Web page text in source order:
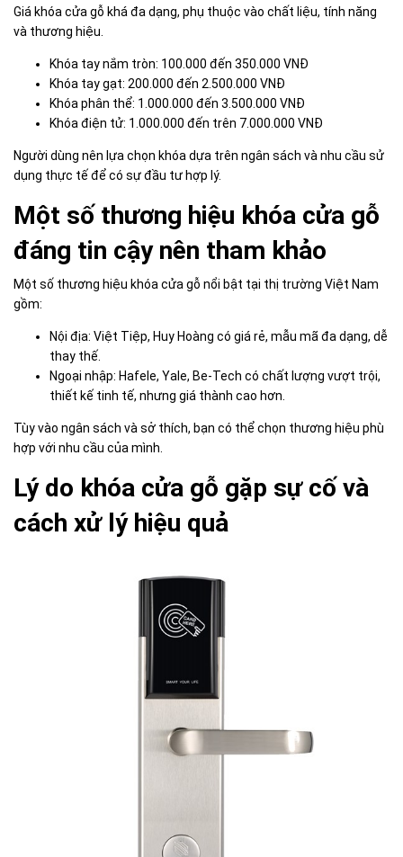
Giá khóa cửa gỗ khá đa dạng, phụ thuộc vào chất liệu, tính năng
và thương hiệu.
Khóa tay nắm tròn: 100.000 đến 350.000 VNĐ
Khóa tay gạt: 200.000 đến 2.500.000 VNĐ
Khóa phân thể: 1.000.000 đến 3.500.000 VNĐ
Khóa điện tử: 1.000.000 đến trên 7.000.000 VNĐ
Người dùng nên lựa chọn khóa dựa trên ngân sách và nhu cầu sử
dụng thực tế để có sự đầu tư hợp lý.
Một số thương hiệu khóa cửa gỗ
đáng tin cậy nên tham khảo
Một số thương hiệu khóa cửa gỗ nổi bật tại thị trường Việt Nam
gồm:
Nội địa: Việt Tiệp, Huy Hoàng có giá rẻ, mẫu mã đa dạng, dễ
thay thế.
Ngoại nhập: Hafele, Yale, Be-Tech có chất lượng vượt trội,
thiết kế tinh tế, nhưng giá thành cao hơn.
Tùy vào ngân sách và sở thích, bạn có thể chọn thương hiệu phù
hợp với nhu cầu của mình.
Lý do khóa cửa gỗ gặp sự cố và
cách xử lý hiệu quả